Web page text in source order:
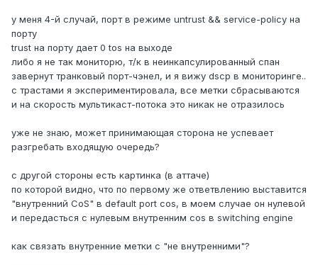
у меня 4-й случай, порт в режиме untrust && service-policy на
порту
trust на порту дает 0 tos на выходе
либо я не так мониторю, т/к в неинкапсулированный спан
завернут транковый порт-чэнел, и я вижу dscp в мониторинге..
с трастами я экспериментировала, все метки сбрасываются
и на скорость мультикаст-потока это никак не отразилось
уже не знаю, может принимающая сторона не успевает
разгребать входящую очередь?
с другой стороны есть картинка (в аттаче)
по которой видно, что по первому же ответвлению выставится
"внутренний CoS" в default port cos, в моем случае он нулевой
и передасться с нулевым внутренним cos в switching engine
как связать внутренние метки с "не внутренними"?